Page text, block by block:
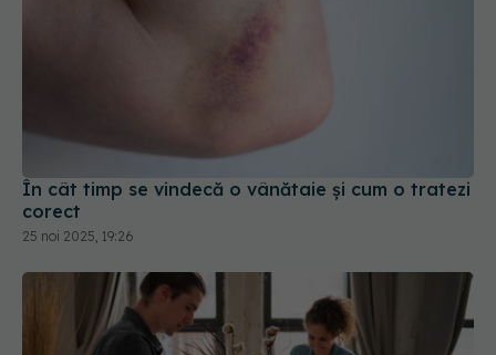
În cât timp se vindecă o vânătaie și cum o tratezi
corect
25 noi 2025, 19:26